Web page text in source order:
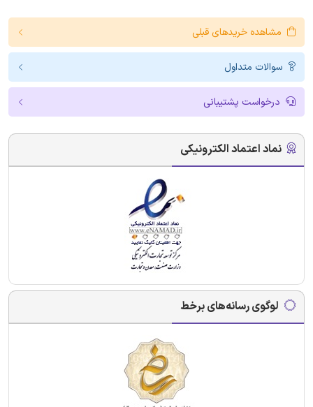
مشاهده خریدهای قبلی
سوالات متداول
درخواست پشتیبانی
نماد اعتماد الکترونیکی
لوگوی رسانه‌های برخط